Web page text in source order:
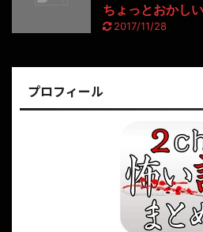
ちょっとおかしい
2017/11/28
プロフィール